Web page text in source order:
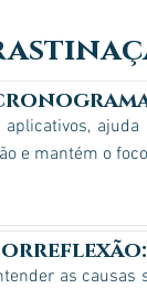
e mantém o
as causas